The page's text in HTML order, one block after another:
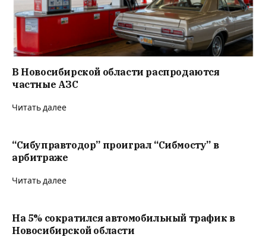
В Новосибирской области распродаются
частные АЗС
Читать далее
“Сибуправтодор” проиграл “Сибмосту” в
арбитраже
Читать далее
На 5% сократился автомобильный трафик в
Новосибирской области